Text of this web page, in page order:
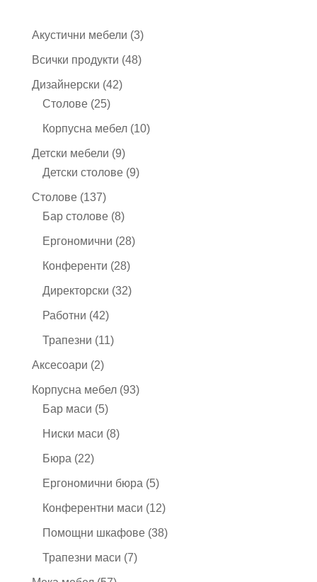
Акустични мебели 33
продукта
Всички продукти 4848
Дизайнерски 4242
Столове 2525
продукта
Корпусна мебел 1010
Детски мебели 99
продукта
Детски столове 99
Столове 137137
продукта
Бар столове 88
продукта
Ергономични 2828
Конференти 2828
продукта
Директорски 3232
Работни 4242
продукта
Трапезни 1111
Аксесоари 22
продукта
Корпусна мебел 9393
Бар маси 55
продукта
Ниски маси 88
Бюра 2222
продукта
Ергономични бюра 55
продукта
Конферентни маси 1212
продукта
Помощни шкафове 3838
Трапезни маси 77